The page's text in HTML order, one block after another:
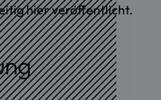
hier veröffentlicht.